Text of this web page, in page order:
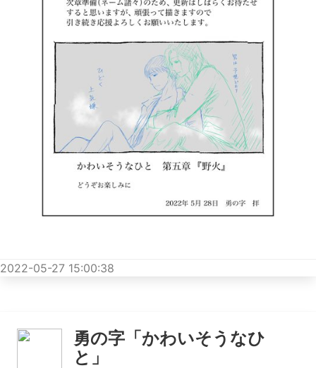
2022-05-27 15:00:38
勇の字「かわいそうなひ
と」